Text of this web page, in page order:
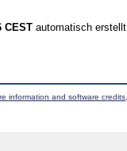
CEST automatisch erstellt.
information and software credits